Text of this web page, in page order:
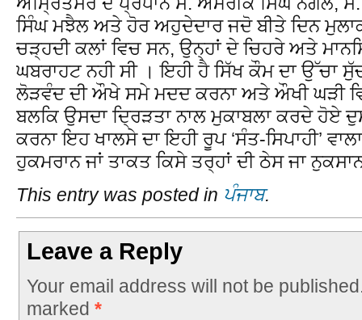
ਸਿੰਘ ਮਝੈਲ ਅਤੇ ਹੋਰ ਅਹੁਦੇਦਾਰ ਜਦੋ ਬੀਤੇ ਦਿਨ
ਚੜ੍ਹਦੀ ਕਲਾਂ ਵਿਚ ਸਨ, ਉਨ੍ਹਾਂ ਦੇ ਚਿਹਰੇ ਅਤੇ
ਘਬਰਾਹਟ ਨਹੀ ਸੀ । ਇਹੀ ਹੈ ਸਿੱਖ ਕੌਮ ਦਾ ਉੱਚਾ
ਲੋੜਵੰਦ ਦੀ ਔਖੇ ਸਮੇ ਮਦਦ ਕਰਨਾ ਅਤੇ ਔਖੀ ਘੜੀ
ਬਲਕਿ ਉਸਦਾ ਦ੍ਰਿੜਤਾ ਨਾਲ ਮੁਕਾਬਲਾ ਕਰਦੇ ਹੋਏ
ਕਰਨਾ ਇਹ ਖਾਲਸੇ ਦਾ ਇਹੀ ਰੂਪ ‘ਸੰਤ-ਸਿਪਾਹੀ’
ਹੁਕਮਰਾਨ ਜਾਂ ਤਾਕਤ ਕਿਸੇ ਤਰ੍ਹਾਂ ਦੀ ਠੇਸ ਜਾ
This entry was posted in ਪੰਜਾਬ.
Leave a Reply
Your email address will not be
marked *